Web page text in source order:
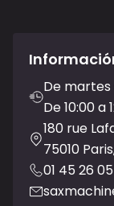
De martes
De 10:00 a
180 rue
75010
01 45 26